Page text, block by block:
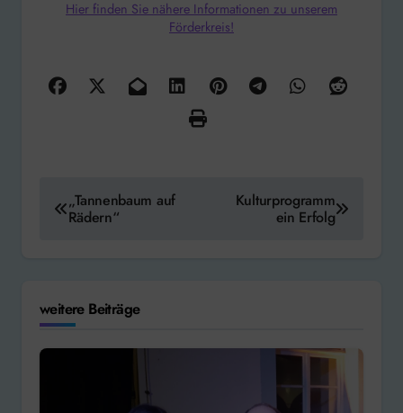
Hier finden Sie nähere Informationen zu unserem
Förderkreis!
Beitragsnavigation
„Tannenbaum auf
Rädern“
Kulturprogramm
ein Erfolg
weitere Beiträge